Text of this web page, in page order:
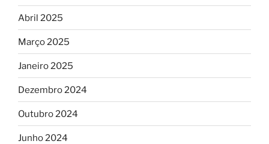
Abril 2025
Março 2025
Janeiro 2025
Dezembro 2024
Outubro 2024
Junho 2024